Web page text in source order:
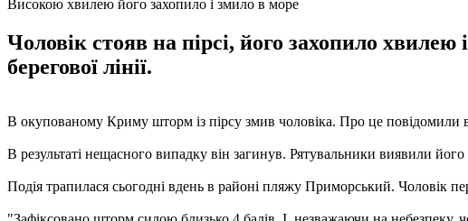
Високою хвилею його захопило і змило в море
Чоловік стояв на пірсі, його захопило
берегової лінії.
В окупованому Криму шторм із пірсу змив чоловіка. Про це
В результаті нещасного випадку він загинув. Рятувальники виявили його
Подія трапилася сьогодні вдень в районі пляжу Приморський. Чоловік